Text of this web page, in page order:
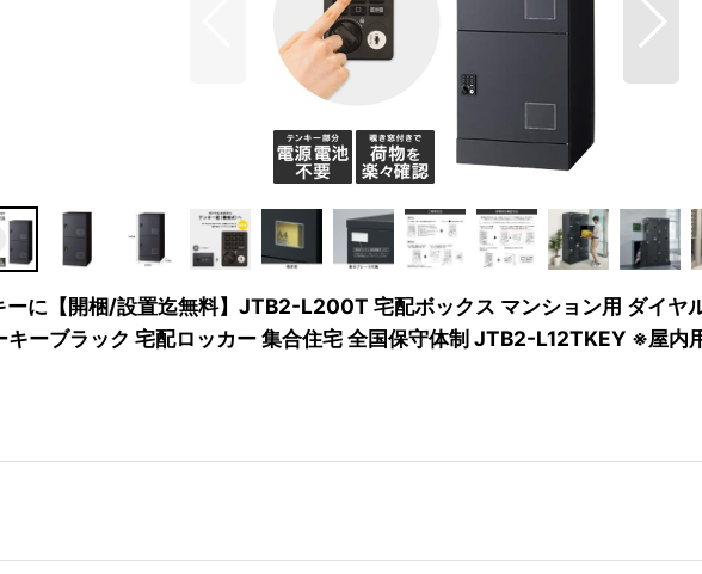
に【開梱/設置迄無料】JTB2-L200T 宅配ボックス マンション用 ダイヤ
キーブラック 宅配ロッカー 集合住宅 全国保守体制 JTB2-L12TKEY ※屋内